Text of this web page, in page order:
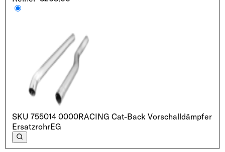
SKU 755014 0000RACING Cat-Back Vorschalldämpfer
ErsatzrohrEG